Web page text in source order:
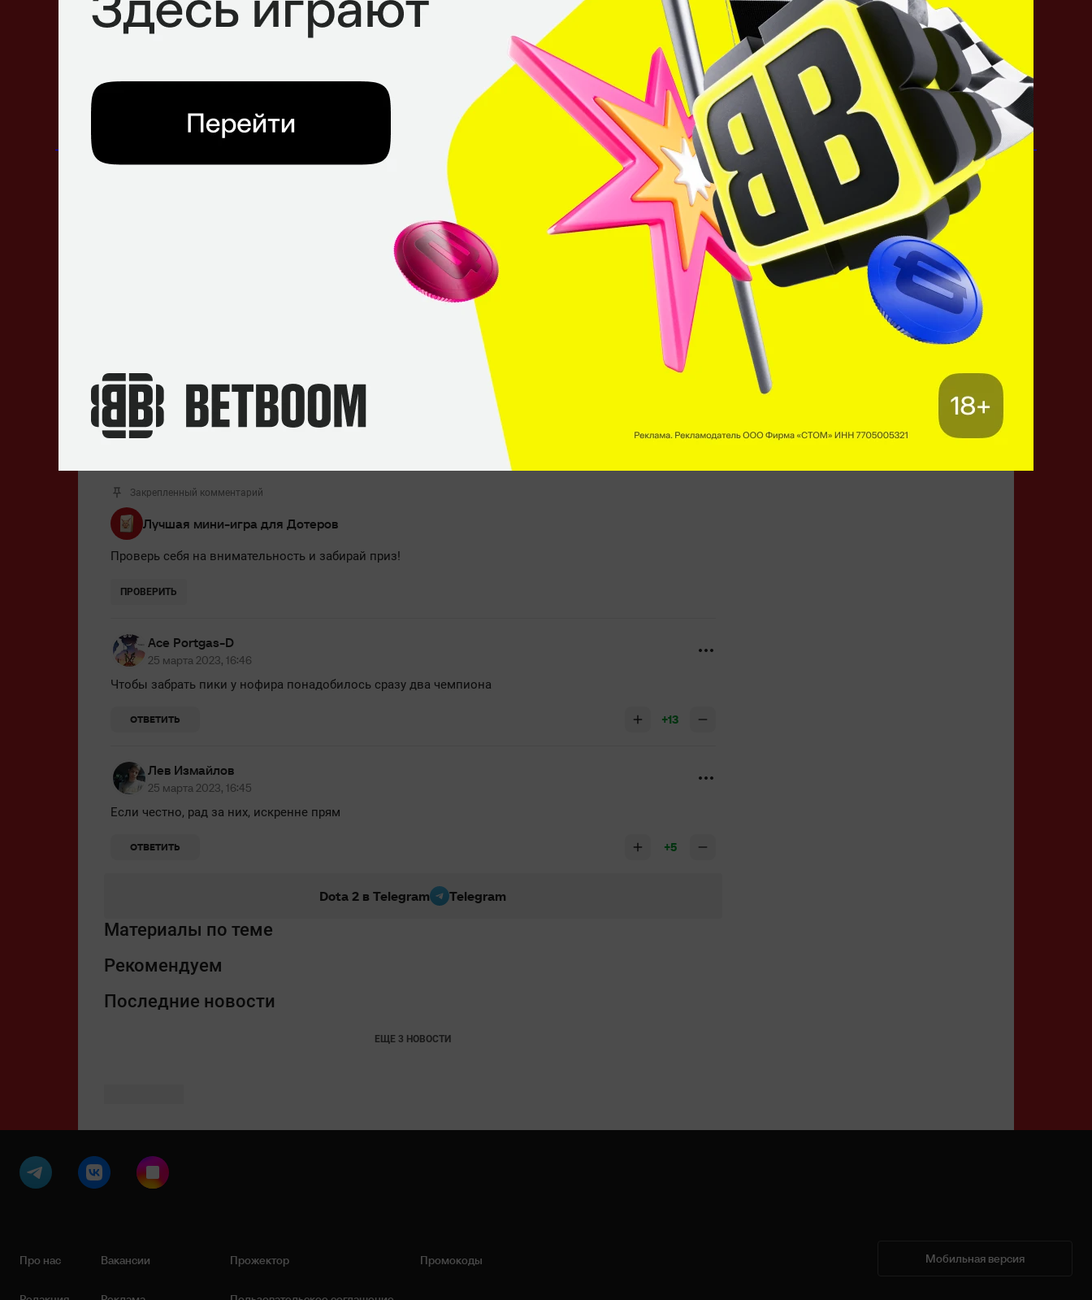
Поделитесь c миром своим ответом
Роман «Ramzes666»
Кушнарев
2 комментария
С диалогами
Закрепленный комментарий
Лучшая мини-игра для Дотеров
Проверь себя на внимательность и забирай приз!
ПРОВЕРИТЬ
Ace Portgas-D
25 марта 2023, 16:46
Чтобы забрать пики у нофира понадобилось сразу два чемпиона
ОТВЕТИТЬ +13
Лев Измайлов
25 марта 2023, 16:45
Если честно, рад за них, искренне прям
ОТВЕТИТЬ +5
Dota 2 в Telegram Telegram
Материалы по теме
Рекомендуем
Последние новости
ЕЩЕ 3 НОВОСТИ
Sniper
Earthshaker
Поделитесь c миром
своим ответом
Про нас Вакансии Прожектор Промокоды Мобильная версия